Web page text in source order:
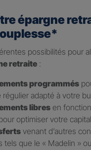
épargne
possibilités pour
retraite :
programmés
régulier adapté à votre
libresen
optimiser votre
venant d’autres
tels que le « Madelin »